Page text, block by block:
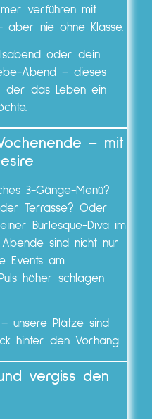
verführen mit
aber nie ohne Klasse.
oder dein
Abend – dieses
der das Leben ein
– mit
3-Gänge-Menü?
Terrasse? Oder
Burlesque-Diva im
sind nicht nur
Events am
höher schlagen
unsere Plätze sind
hinter den Vorhang.
vergiss den